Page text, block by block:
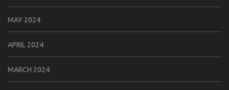
MAY 2024
APRIL 2024
MARCH 2024